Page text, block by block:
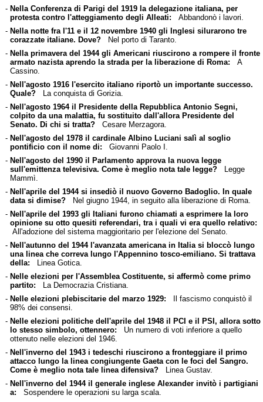
- Nella Conferenza di Parigi del 1919 la delegazione italiana, per
protesta contro l'atteggiamento degli Alleati: Abbandonò i lavori.
- Nella notte fra l'11 e il 12 novembre 1940 gli Inglesi silurarono tre
corazzate italiane. Dove?Nel porto di Taranto.
- Nella primavera del 1944 gli Americani riuscirono a rompere il fronte
armato nazista aprendo la strada per la liberazione di Roma: A
Cassino.
- Nell'agosto 1916 l'esercito italiano riportò un importante successo.
Quale?La conquista di Gorizia.
- Nell'agosto 1964 il Presidente della Repubblica Antonio Segni,
colpito da una malattia, fu sostituito dall'allora Presidente del
Senato. Di chi si tratta?Cesare Merzagora.
- Nell'agosto del 1978 il cardinale Albino Luciani salì al soglio
pontificio con il nome di: Giovanni Paolo I.
- Nell'agosto del 1990 il Parlamento approva la nuova legge
sull'emittenza televisiva. Come è meglio nota tale legge?Legge
Mammì.
- Nell'aprile del 1944 si insediò il nuovo Governo Badoglio. In quale
data si dimise?Nel giugno 1944, in seguito alla liberazione di Roma.
- Nell'aprile del 1993 gli Italiani furono chiamati a esprimere la loro
opinione su otto quesiti referendari, tra i quali vi era quello relativo:
All'adozione del sistema maggioritario per l'elezione del Senato.
- Nell'autunno del 1944 l'avanzata americana in Italia si bloccò lungo
una linea che correva lungo l'Appennino tosco-emiliano. Si trattava
della: Linea Gotica.
- Nelle elezioni per l'Assemblea Costituente, si affermò come primo
partito: La Democrazia Cristiana.
- Nelle elezioni plebiscitarie del marzo 1929: Il fascismo conquistò il
98% dei consensi.
- Nelle elezioni politiche dell'aprile del 1948 il PCI e il PSI, allora sotto
lo stesso simbolo, ottennero: Un numero di voti inferiore a quello
ottenuto nelle elezioni del 1946.
- Nell'inverno del 1943 i tedeschi riuscirono a fronteggiare il primo
attacco lungo la linea congiungente Gaeta con le foci del Sangro.
Come è meglio nota tale linea difensiva?Linea Gustav.
- Nell'inverno del 1944 il generale inglese Alexander invitò i partigiani
a: Sospendere le operazioni su larga scala.